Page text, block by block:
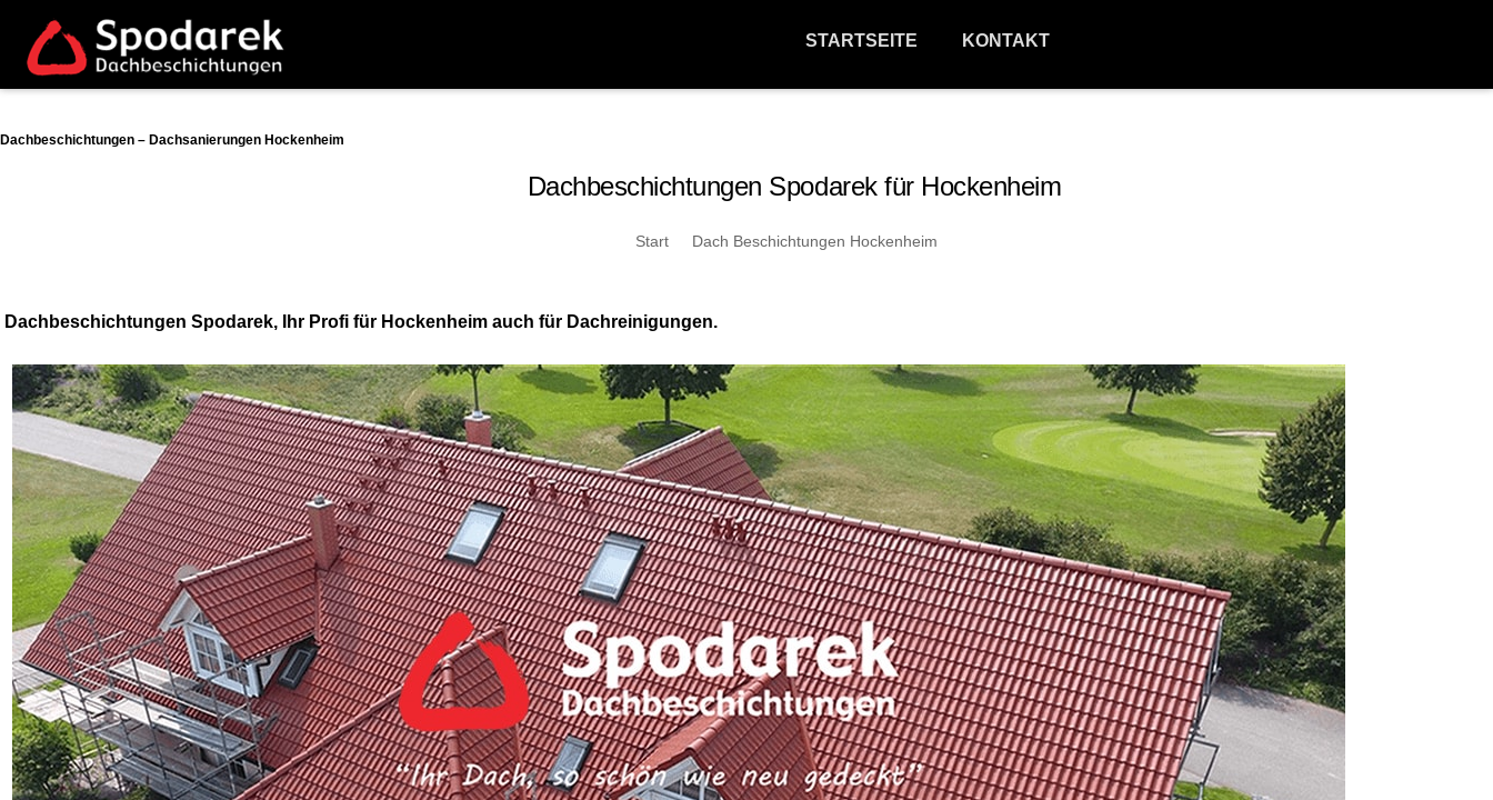
STARTSEITE KONTAKT
Dachbeschichtungen – Dachsanierungen Hockenheim
Dachbeschichtungen Spodarek für Hockenheim
Start Dach Beschichtungen Hockenheim
Dachbeschichtungen Spodarek, Ihr Profi für Hockenheim auch für Dachreinigungen.